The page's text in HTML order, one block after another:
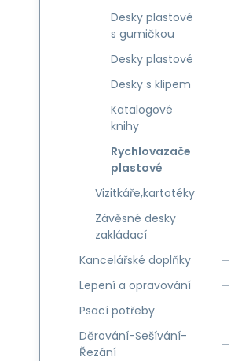
Desky plastové
s gumičkou
Desky plastové
Desky s klipem
Katalogové
knihy
Rychlovazače
plastové
Vizitkáře,kartotéky
Závěsné desky
zakládací
Kancelářské doplňky
Lepení a opravování
Psací potřeby
Děrování-Sešívání-
Řezání